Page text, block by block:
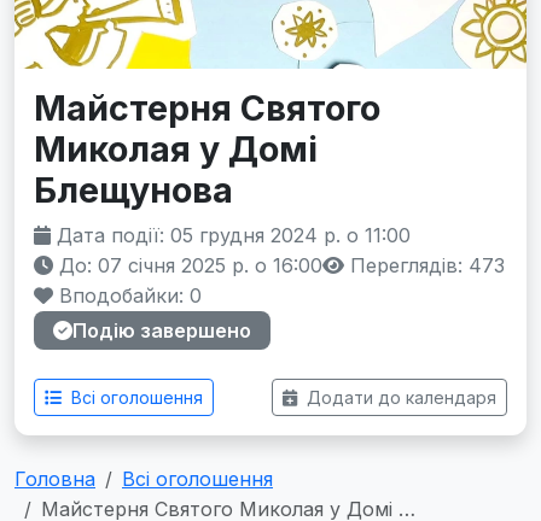
Майстерня Святого
Миколая у Домі
Блещунова
Дата події: 05 грудня 2024 р. о 11:00
До: 07 січня 2025 р. о 16:00
Переглядів: 473
Вподобайки: 0
Подію завершено
Всі оголошення Додати до календаря
Головна
Всі оголошення
Майстерня Святого Миколая у Домі …